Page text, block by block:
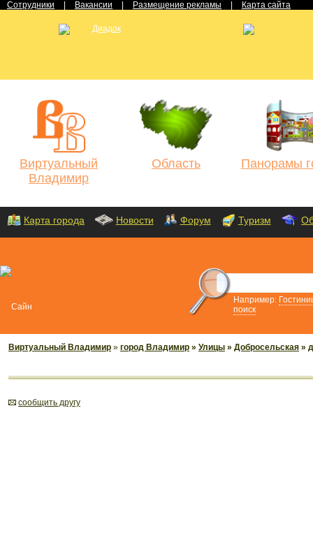
Сотрудники Вакансии Размещение рекламы Карта сайта
Виртуальный
Владимир
Область Панорамы
Карта города Новости Форум Туризм
Например:
поиск
Виртуальный Владимир » город Владимир » Улицы » Добросельская »
cообщить другу